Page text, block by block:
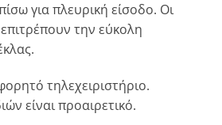
για πλευρική είσοδο. Οι
την εύκολη
τηλεχειριστήριο.
είναι προαιρετικό.